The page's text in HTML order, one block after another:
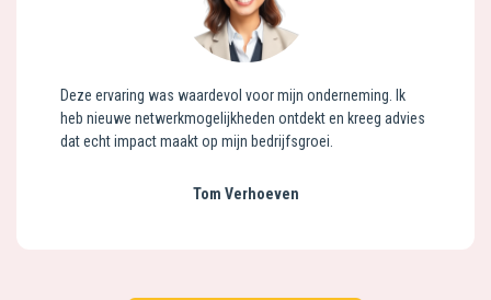
Deze ervaring was waardevol voor mijn onderneming. Ik
heb nieuwe netwerkmogelijkheden ontdekt en kreeg advies
dat echt impact maakt op mijn bedrijfsgroei.
Tom Verhoeven